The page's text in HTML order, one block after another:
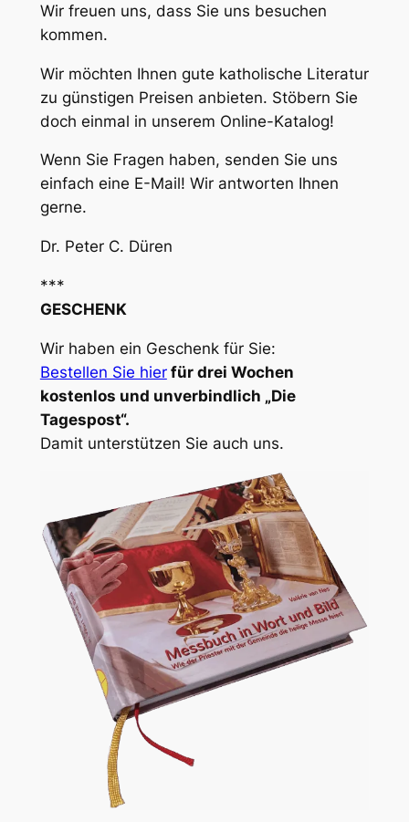
Wir freuen uns, dass Sie uns besuchen
kommen.
Wir möchten Ihnen gute katholische Literatur
zu günstigen Preisen anbieten. Stöbern Sie
doch einmal in unserem Online-Katalog!
Wenn Sie Fragen haben, senden Sie uns
einfach eine E-Mail! Wir antworten Ihnen
gerne.
Dr. Peter C. Düren
***
GESCHENK
Wir haben ein Geschenk für Sie:
Bestellen Sie hier für drei Wochen
kostenlos und unverbindlich „Die
Tagespost“.
Damit unterstützen Sie auch uns.